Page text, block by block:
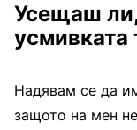
Усещаш
усмивката
Надявам се да
защото на мен